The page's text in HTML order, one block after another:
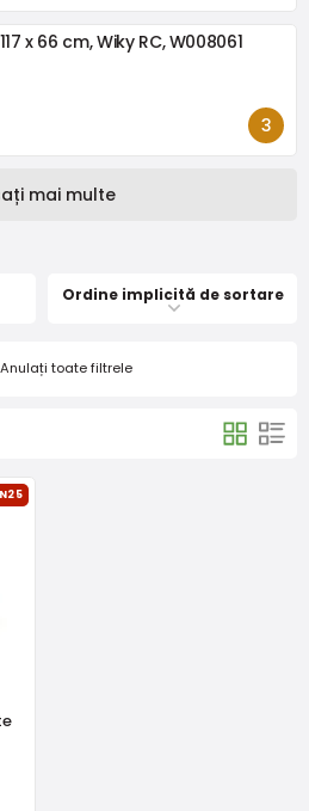
x 66 cm, Wiky RC, W008061
mai multe
Ordine implicită de sortare
Anulați toate filtrele